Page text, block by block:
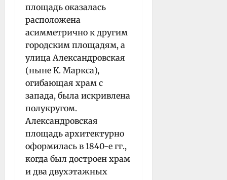
площадь оказалась
расположена
асимметрично к другим
городским площадям, а
улица Александровская
(ныне К. Маркса),
огибающая храм с
запада, была искривлена
полукругом.
Александровская
площадь архитектурно
оформилась в 1840-е гг.,
когда был достроен храм
и два двухэтажных